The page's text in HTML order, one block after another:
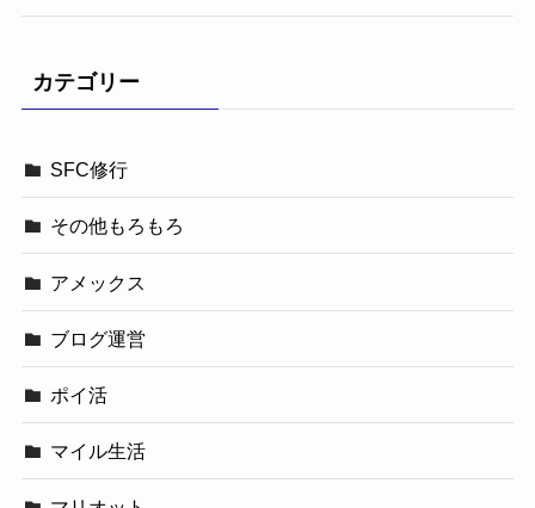
カテゴリー
SFC修行
その他もろもろ
アメックス
ブログ運営
ポイ活
マイル生活